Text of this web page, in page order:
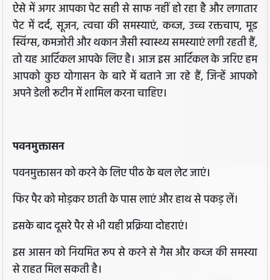
ऐसे में अगर आपका पेट सही से साफ नहीं हो रहा है और लगातार
पेट में दर्द, सूजन, त्वचा की समस्याएं, कब्ज, उच्च रक्तचाप, मूड
स्विंग्स, कमजोरी और थकान जैसी स्वास्थ्य समस्याएं लगी रहती हैं,
तो यह आर्टिकल आपके लिए है। आज इस आर्टिकल के जरिए हम
आपको कुछ योगासन के बारे में बताने जा रहे हैं, जिन्हें आपको
अपने डेली रूटीन में शामिल करना चाहिए।
पवनमुक्तासन
पवनमुक्तासन को करने के लिए पीठ के बल लेट जाएं।
फिर पैर को मोड़कर छाती के पास लाएं और हाथ से पकड़ लें।
इसके बाद दूसरे पैर से भी यही प्रक्रिया दोहराएं।
इस आसन को नियमित रूप से करने से गैस और कब्ज की समस्या
से राहत मिल सकती है।